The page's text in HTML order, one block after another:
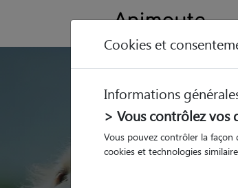
Trouvez
Putanges-
Cookies et
Informations
> Vous contrôlez vos
Vous pouvez contrôler la façon
cookies et technologies